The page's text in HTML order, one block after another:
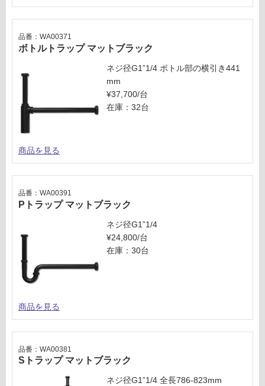
ボトルトラップ マットブラック
品番：WA00371
ネジ径G1”1/4 ボトル部の横引き441
mm
¥37,700/台
在庫：32台
商品を見る
Pトラップ マットブラック
品番：WA00391
ネジ径G1”1/4
¥24,800/台
在庫：30台
商品を見る
Sトラップ マットブラック
品番：WA00381
ネジ径G1”1/4 全長786-823mm